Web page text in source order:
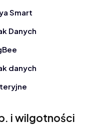
Smart
Danych
danych
i wilgotności